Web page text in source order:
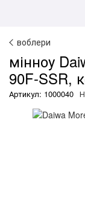
воблери
мінноу
90F-SSR,
Артикул: 1000040